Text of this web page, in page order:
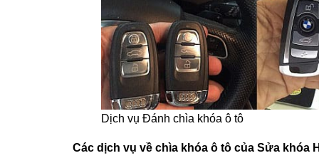
Dịch vụ Đánh chìa khóa ô tô
Các dịch vụ về chìa khóa ô tô của Sửa khóa